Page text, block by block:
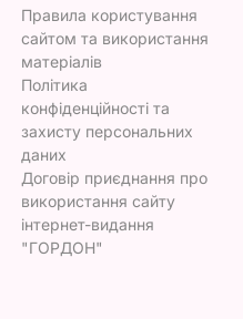
Правила користування
сайтом та використання
матеріалів
Політика
конфіденційності та
захисту персональних
даних
Договір приєднання про
використання сайту
інтернет-видання
"ГОРДОН"